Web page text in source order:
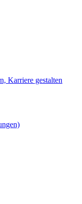
Karriere gestalten